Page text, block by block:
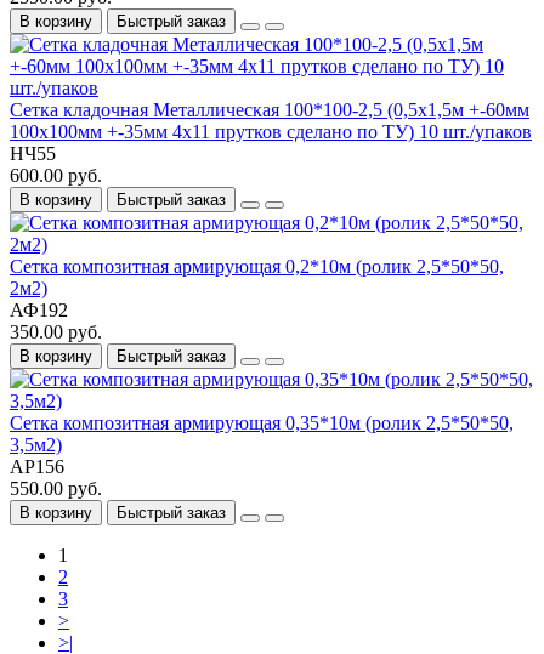
В корзину Быстрый заказ
Сетка кладочная Металлическая 100*100-2,5 (0,5х1,5м +-60мм
100х100мм +-35мм 4х11 прутков сделано по ТУ) 10 шт./упаков
НЧ55
600.00 руб.
В корзину Быстрый заказ
Сетка композитная армирующая 0,2*10м (ролик 2,5*50*50,
2м2)
АФ192
350.00 руб.
В корзину Быстрый заказ
Сетка композитная армирующая 0,35*10м (ролик 2,5*50*50,
3,5м2)
АР156
550.00 руб.
В корзину Быстрый заказ
1
2
3
>
>|